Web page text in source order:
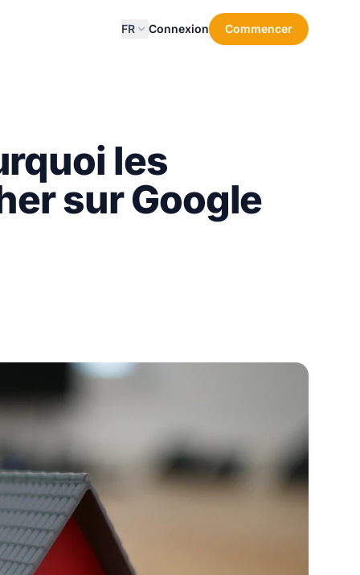
FR Connexion Commencer
les
sur Google